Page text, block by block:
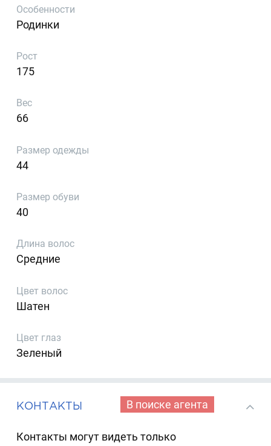
Особенности
Родинки
Рост
175
Вес
66
Размер одежды
44
Размер обуви
40
Длина волос
Средние
Цвет волос
Шатен
Цвет глаз
Зеленый
КОНТАКТЫ В поиске агента
Контакты могут видеть только